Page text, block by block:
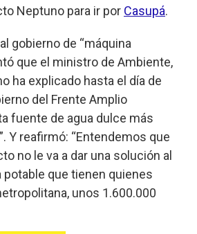
Neptuno para ir por Casupá.
gobierno de “máquina
que el ministro de Ambiente,
ha explicado hasta el día de
del Frente Amplio
fuente de agua dulce más
Y reafirmó: “Entendemos que
no le va a dar una solución al
potable que tienen quienes
unos 1.600.000